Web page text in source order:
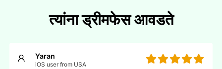
त्यांना ड्रीमफेस आवडते
Yaran
iOS user from USA